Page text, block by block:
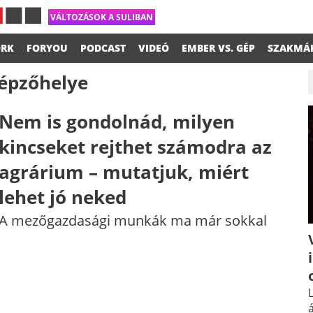
VÁLTOZÁSOK A SULIBAN
FORYOU PODCAST VIDEÓ EMBER VS. GÉP
is gondolnád, milyen
rejthet számodra az
– mutatjuk, miért
jó neked
mezőgazdasági munkák ma már sokkal